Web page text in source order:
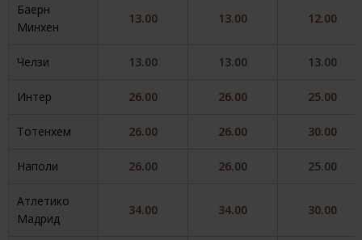
Баерн
Минхен
13.00 13.00 12.00
Челзи 13.00 13.00 13.00
Интер 26.00 26.00 25.00
Тотенхем 26.00 26.00 30.00
Наполи 26.00 26.00 25.00
Атлетико
Мадрид
34.00 34.00 30.00